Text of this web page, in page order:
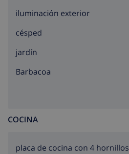
iluminación exterior
césped
jardín
barbacoa
COCINA
placa de cocina con 4 hornillos